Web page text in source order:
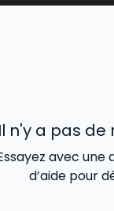
Il n'y a pas
avec
d’aide pour